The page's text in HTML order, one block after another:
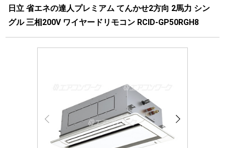
日立 省エネの達人プレミアム てんかせ2方向 2馬力 シン
グル 三相200V ワイヤードリモコン RCID-GP50RGH8